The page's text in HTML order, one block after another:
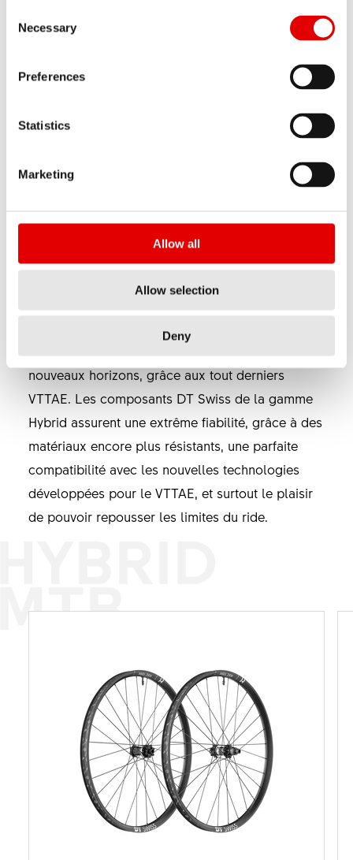
Necessary
Preferences
Statistics
Marketing
Allow all
Allow selection
Deny
POIDS PAR PAIRE à partir de 2228 g
HYBRID MTB
mode. Il y est avant tout question de liberté et de
nouveaux horizons, grâce aux tout derniers
VTTAE. Les composants DT Swiss de la gamme
Hybrid assurent une extrême fiabilité, grâce à des
matériaux encore plus résistants, une parfaite
compatibilité avec les nouvelles technologies
développées pour le VTTAE, et surtout le plaisir
de pouvoir repousser les limites du ride.